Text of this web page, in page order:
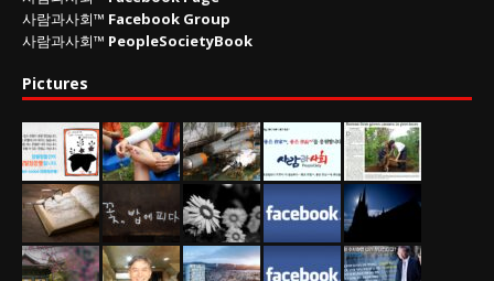
사람과사회™ Facebook Group
사람과사회™ PeopleSocietyBook
Pictures